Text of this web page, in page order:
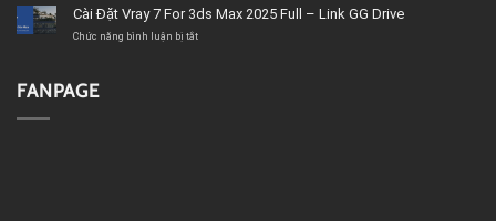
lượng
Link
GG
Project
2019
Cài Đặt Vray 7 For 3ds Max 2025 Full – Link GG Drive
Chức năng bình luận bị tắtở
FANPAGE